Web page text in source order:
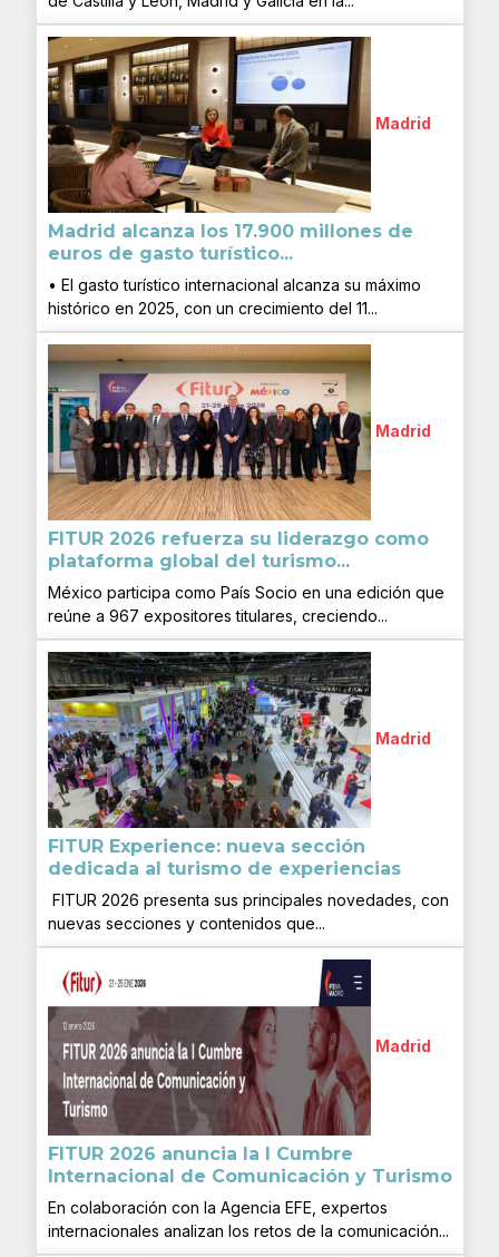
Madrid
Madrid alcanza los 17.900 millones de
euros de gasto turístico...
• El gasto turístico internacional alcanza su máximo
histórico en 2025, con un crecimiento del 11...
Madrid
FITUR 2026 refuerza su liderazgo como
plataforma global del turismo...
México participa como País Socio en una edición que
reúne a 967 expositores titulares, creciendo...
Madrid
FITUR Experience: nueva sección
dedicada al turismo de experiencias
FITUR 2026 presenta sus principales novedades, con
nuevas secciones y contenidos que...
Madrid
FITUR 2026 anuncia la I Cumbre
Internacional de Comunicación y Turismo
En colaboración con la Agencia EFE, expertos
internacionales analizan los retos de la comunicación...